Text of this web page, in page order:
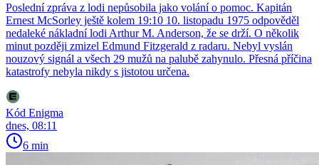
Poslední zpráva z lodi nepůsobila jako volání o pomoc. Kapitán
Ernest McSorley ještě kolem 19:10 10. listopadu 1975 odpověděl
nedaleké nákladní lodi Arthur M. Anderson, že se drží. O několik
minut později zmizel Edmund Fitzgerald z radaru. Nebyl vyslán
nouzový signál a všech 29 mužů na palubě zahynulo. Přesná příčina
katastrofy nebyla nikdy s jistotou určena.
Kód Enigma
dnes, 08:11
6 min